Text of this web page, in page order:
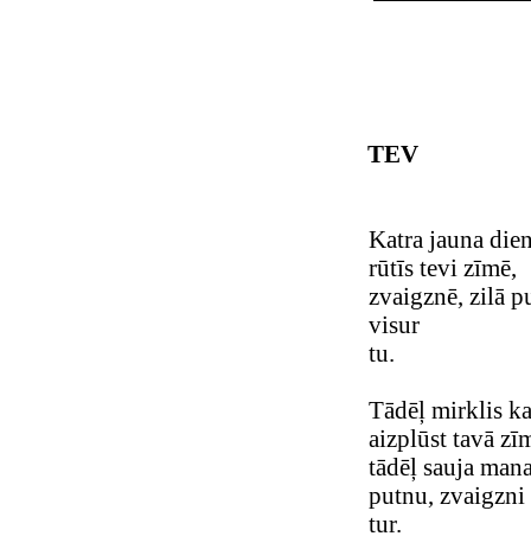
TEV
Katra jauna
rūtīs tevi zīmē,
zvaigznē, zilā
visur
tu.
Tādēļ mirklis
aizplūst tavā
tādēļ sauja
putnu, zvaigzni
tur.